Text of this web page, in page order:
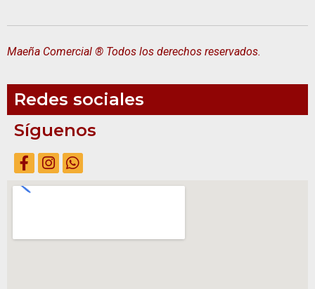
Maeña Comercial ® Todos los derechos reservados.
Redes sociales
Síguenos